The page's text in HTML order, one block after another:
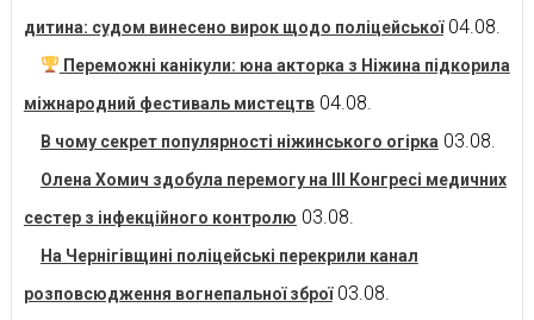
дитина: судом винесено вирок щодо поліцейської 04.08.
Переможні канікули: юна акторка з Ніжина підкорила
міжнародний фестиваль мистецтв 04.08.
В чому секрет популярності ніжинського огірка 03.08.
Олена Хомич здобула перемогу на ІІІ Конгресі медичних
сестер з інфекційного контролю 03.08.
На Чернігівщині поліцейські перекрили канал
розповсюдження вогнепальної зброї 03.08.